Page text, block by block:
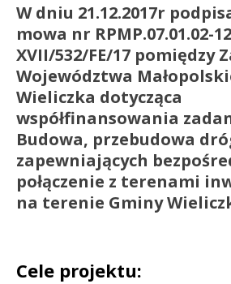
W dniu 21.12.2017r
mowa nr RPMP.07.01.02-
XVII/532/FE/17 pomiędzy
Województwa
Wieliczka dotycząca
współfinansowania
Budowa, przebudowa
zapewniających
połączenie z terenami
na terenie Gminy
Cele projektu: